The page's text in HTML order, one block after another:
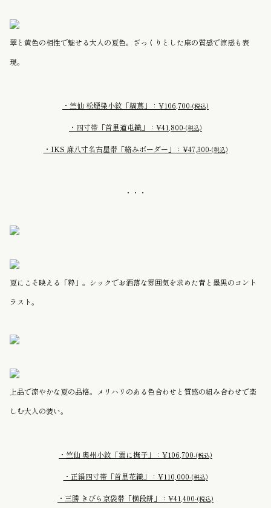
翠と黄色の相性で魅せる大人の夏色。ざっくりとした麻の質感で涼感も表
現。
・竺仙 松煙染小紋「縞蔦」：¥106,700-(税込)
・四寸帯「首里道屯織」：¥41,800-(税込)
・IKS 麻八寸名古屋帯「絡みボーダー」：¥47,300-(税込)
・・・
夏にこそ映える「粋」。シックでお洒落な雰囲気を求めた青と墨黒のコント
ラスト。
上品で涼やかな夏の品格。メリハリのある色合わせと質感の組み合わせで楽
しむ大人の装い。
・竺仙 奥州小紋「雲に撫子」：¥106,700-(税込)
・正絹四寸帯「首里花織」：¥110,000-(税込)
・三勝 きびら京袋帯「横段絣」：¥41,400-(税込)